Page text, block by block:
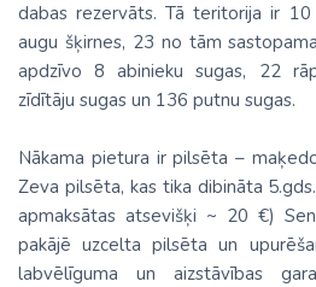
dabas rezervāts. Tā teritorija ir
augu šķirnes, 23 no tām
apdzīvo 8 abinieku sugas, 22
zīdītāju sugas un 136 putnu sugas.
Nākama pietura ir pilsēta –
Zeva pilsēta, kas tika dibināta
apmaksātas atsevišķi ~ 20 €)
pakājē uzcelta pilsēta un
labvēlīguma un aizstāvības